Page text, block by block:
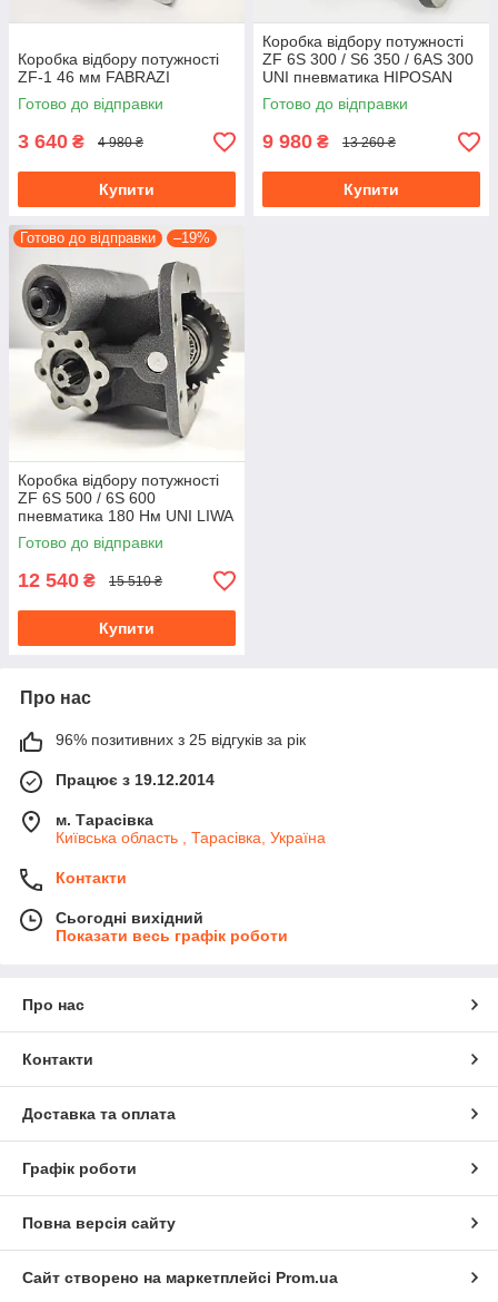
Коробка відбору потужності
ZF-1 46 мм FABRAZI
Готово до відправки
3 640 ₴ 4 980 ₴
Купити
Коробка відбору потужності
ZF 6S 300 / S6 350 / 6AS 300
UNI пневматика HIPOSAN
Готово до відправки
9 980 ₴ 13 260 ₴
Купити
Готово до відправки –19%
Коробка відбору потужності
ZF 6S 500 / 6S 600
пневматика 180 Нм UNI LIWA
Готово до відправки
12 540 ₴ 15 510 ₴
Купити
Про нас
96% позитивних з 25 відгуків за рік
Працює з 19.12.2014
м. Тарасівка
Київська область , Тарасівка, Україна
Контакти
Сьогодні вихідний
Показати весь графік роботи
Про нас
Контакти
Доставка та оплата
Графік роботи
Повна версія сайту
Сайт створено на маркетплейсі Prom.ua